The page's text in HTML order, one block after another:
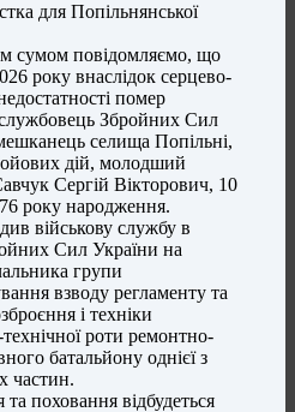
для Попільнянської
сумом повідомляємо, що
року внаслідок серцево-
помер
Збройних Сил
селища Попільні,
дій, молодший
Сергій Вікторович, 10
року народження.
військову службу в
Сил України на
групи
взводу регламенту та
і техніки
роти ремонтно-
батальйону однієї з
частин.
поховання відбудеться